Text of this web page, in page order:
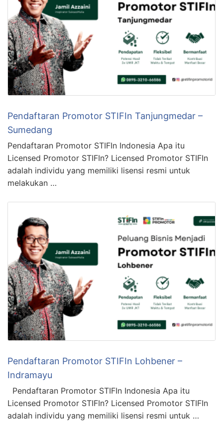
Pendaftaran Promotor STIFIn Tanjungmedar –
Sumedang
Pendaftaran Promotor STIFIn Indonesia Apa itu
Licensed Promotor STIFIn? Licensed Promotor STIFIn
adalah individu yang memiliki lisensi resmi untuk
melakukan …
Pendaftaran Promotor STIFIn Lohbener –
Indramayu
Pendaftaran Promotor STIFIn Indonesia Apa itu
Licensed Promotor STIFIn? Licensed Promotor STIFIn
adalah individu yang memiliki lisensi resmi untuk …